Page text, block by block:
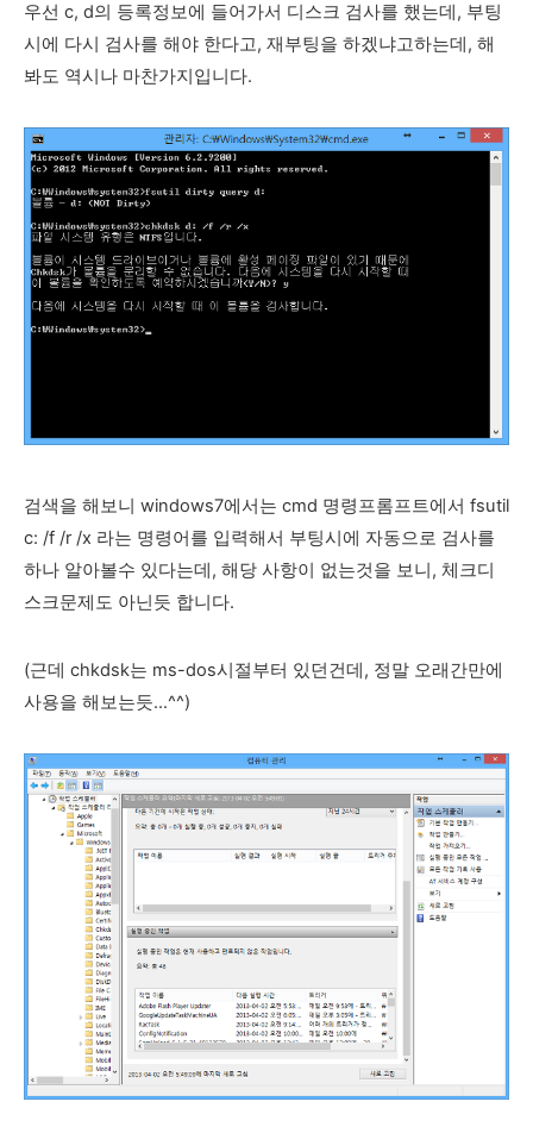
우선 c, d의 등록정보에 들어가서 디스크 검사를 했는데, 부팅
시에 다시 검사를 해야 한다고, 재부팅을 하겠냐고하는데, 해
봐도 역시나 마찬가지입니다.
검색을 해보니 windows7에서는 cmd 명령프롬프트에서 fsutil
c: /f /r /x 라는 명령어를 입력해서 부팅시에 자동으로 검사를
하나 알아볼수 있다는데, 해당 사항이 없는것을 보니, 체크디
스크문제도 아닌듯 합니다.
(근데 chkdsk는 ms-dos시절부터 있던건데, 정말 오래간만에
사용을 해보는듯...^^)